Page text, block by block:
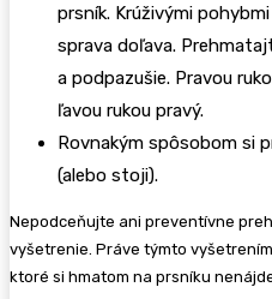
prsník. Krúživými
sprava doľava.
a podpazušie. Pravou
ľavou rukou pravý.
Rovnakým spôsobom si
(alebo stoji).
Nepodceňujte ani preventívne
vyšetrenie. Práve týmto
ktoré si hmatom na prsníku